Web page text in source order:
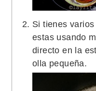
Si tienes
estas usando
directo en la
olla pequeña.